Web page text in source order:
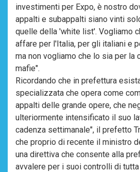
investimenti per Expo, è nostro
appalti e subappalti siano vinti
quelle della 'white list'. Vogliamo
affare per l'Italia, per gli italiani e
ma non vogliamo che lo sia per la
mafie".
Ricordando che in prefettura
specializzata che opera come
appalti delle grande opere, che
ulteriormente intensificato il suo
cadenza settimanale", il prefetto
che proprio di recente il ministro
una direttiva che consente alla
avvalere per i suoi controlli di tutta